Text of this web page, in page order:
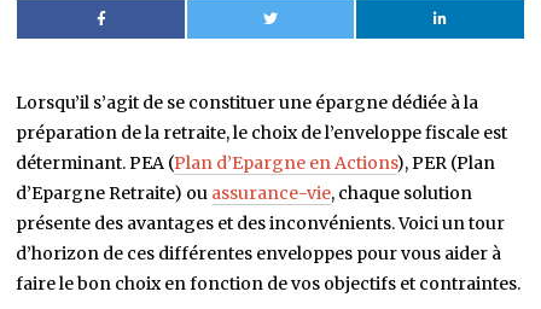
Lorsqu’il s’agit de se constituer une épargne dédiée à la
préparation de la retraite, le choix de l’enveloppe fiscale est
déterminant. PEA (Plan d’Epargne en Actions), PER (Plan
d’Epargne Retraite) ou assurance-vie, chaque solution
présente des avantages et des inconvénients. Voici un tour
d’horizon de ces différentes enveloppes pour vous aider à
faire le bon choix en fonction de vos objectifs et contraintes.